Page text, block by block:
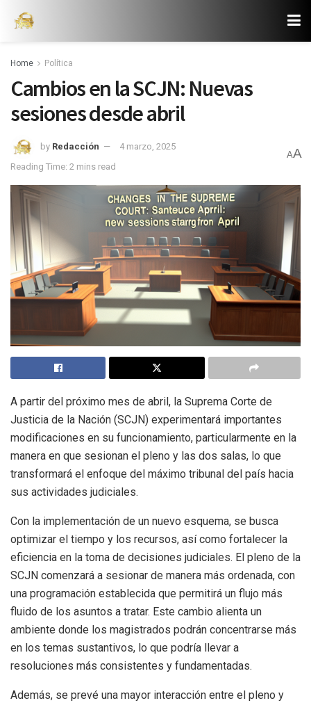
Home Política
Cambios en la SCJN: Nuevas
sesiones desde abril
by Redacción
4 marzo, 2025
Reading Time: 2 mins read
AA
A partir del próximo mes de abril, la Suprema Corte de
Justicia de la Nación (SCJN) experimentará importantes
modificaciones en su funcionamiento, particularmente en la
manera en que sesionan el pleno y las dos salas, lo que
transformará el enfoque del máximo tribunal del país hacia
sus actividades judiciales.
Con la implementación de un nuevo esquema, se busca
optimizar el tiempo y los recursos, así como fortalecer la
eficiencia en la toma de decisiones judiciales. El pleno de la
SCJN comenzará a sesionar de manera más ordenada, con
una programación establecida que permitirá un flujo más
fluido de los asuntos a tratar. Este cambio alienta un
ambiente donde los magistrados podrán concentrarse más
en los temas sustantivos, lo que podría llevar a
resoluciones más consistentes y fundamentadas.
Además, se prevé una mayor interacción entre el pleno y